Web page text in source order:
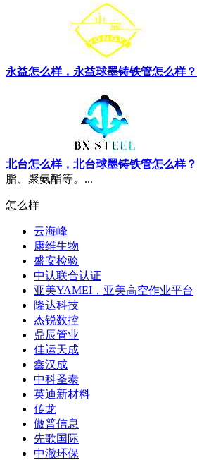
永益怎么样，永益球墨铸铁管怎么样？
北台怎么样，北台球墨铸铁管怎么样？
脂、聚氨酯等。...
怎么样
云海峰
康维生物
盛安检验
中认联合认证
亚美YAMEI，亚美高空作业平台
隆达科技
杰锐数控
鼎辰管业
佳运天成
鑫汉成
中科圣泰
英迪新材料
传龙
傲普信息
先歌国际
中澈环保